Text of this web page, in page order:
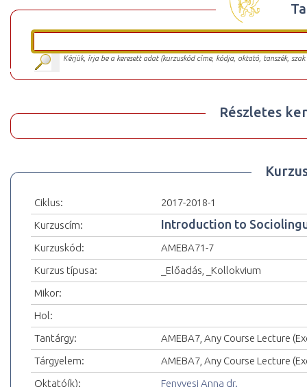
Kérjük, írja be a keresett adat (kurzuskód címe, kódja, oktató, tanszék,
Részletes
Ciklus:
2017-2018-1
Kurzuscím:
Introduction to
Kurzuskód:
AMEBA71-7
Kurzus típusa:
_Előadás, _Kollokvium
Mikor:
Hol:
Tantárgy:
AMEBA7, Any Course Lecture
Tárgyelem:
AMEBA7, Any Course Lecture
Oktató(k):
Fenyvesi Anna dr.